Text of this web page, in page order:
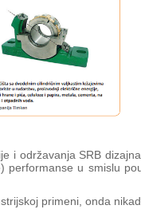
i održavanja SRB
performanse u smislu
primeni, onda